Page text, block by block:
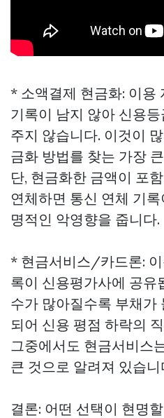
* 소액결제 현금화: 이용
기록이 남지 않아 신용
주지 않습니다. 이것이
금화 방법를 찾는 가장
단, 현금화한 금액이 포
연체하면 통신 연체 기
명적인 악영향을 줍니다.
* 현금서비스/카드론: 이
록이 신용평가사에 공유
수가 많아질수록 부채가
되어 신용 평점 하락의
그중에서도 현금서비스
큰 것으로 알려져 있습니
결론: 어떤 선택이 현명